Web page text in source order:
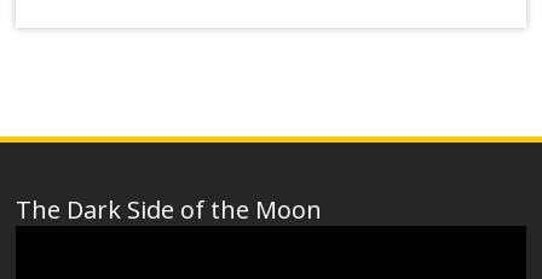
The Dark Side of the Moon